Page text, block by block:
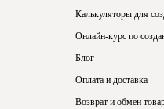
Калькуляторы для
Онлайн-курс по
Блог
Оплата и доставка
Возврат и обмен